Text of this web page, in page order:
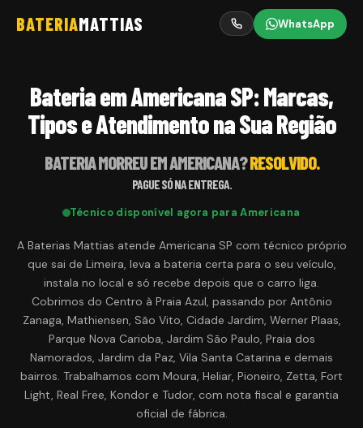
BATERIAMATTIAS WhatsApp
Bateria em Americana SP: Marcas,
Tipos e Atendimento na Sua Região
BATERIA MORREU EMAMERICANA?RESOLVIDO.
PAGUE SÓ NA ENTREGA.
Técnico disponível agora paraAmericana
A Baterias Mattias atende Americana SP com técnico próprio
que sai de Limeira, leva a bateria certa para o seu veículo,
instala no local e só recebe depois que o carro liga.
Cobrimos do Centro à Praia Azul, passando por Antônio
Zanaga, Mathiensen, São Vito, Cidade Jardim, Werner Plaas,
Parque Nova Carioba, Jardim São Paulo, Praia dos
Namorados, Jardim da Paz, Vila Santa Catarina e demais
bairros. Trabalhamos com Moura, Heliar, Pioneiro, Zetta, Fort
Light, Real Free, Kondor e Tudor, com nota fiscal e garantia
oficial de fábrica.